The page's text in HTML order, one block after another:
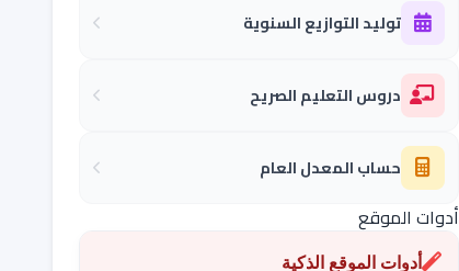
توليد التوازيع السنوية
دروس التعليم الصريح
حساب المعدل العام
أدوات الموقع
أدوات الموقع الذكية